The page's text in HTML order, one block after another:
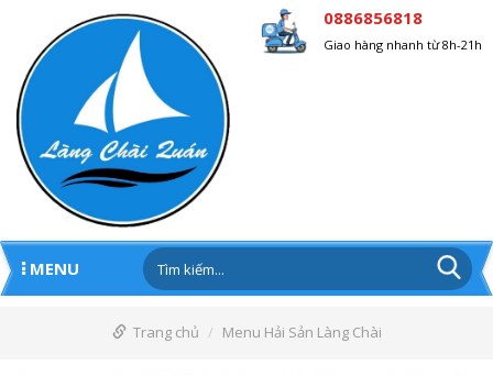
0886856818
Giao hàng nhanh từ 8h-21h
MENU
Trang chủ Menu Hải Sản Làng Chài